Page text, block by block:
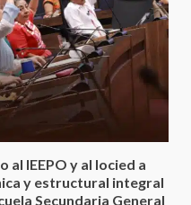
IEEPO y al Iocied a
y estructural integral
Secundaria General
Gobierno refuerza
en San
Mazatlán
caso de maltrato
denuncia ciudadana